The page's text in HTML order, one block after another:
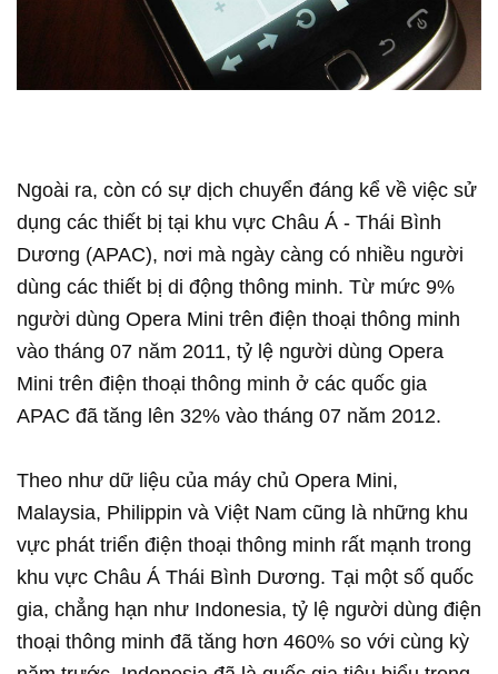
Ngoài ra, còn có sự dịch chuyển đáng kể về việc sử
dụng các thiết bị tại khu vực Châu Á - Thái Bình
Dương (APAC), nơi mà ngày càng có nhiều người
dùng các thiết bị di động thông minh. Từ mức 9%
người dùng Opera Mini trên điện thoại thông minh
vào tháng 07 năm 2011, tỷ lệ người dùng Opera
Mini trên điện thoại thông minh ở các quốc gia
APAC đã tăng lên 32% vào tháng 07 năm 2012.
Theo như dữ liệu của máy chủ Opera Mini,
Malaysia, Philippin và Việt Nam cũng là những khu
vực phát triển điện thoại thông minh rất mạnh trong
khu vực Châu Á Thái Bình Dương. Tại một số quốc
gia, chẳng hạn như Indonesia, tỷ lệ người dùng điện
thoại thông minh đã tăng hơn 460% so với cùng kỳ